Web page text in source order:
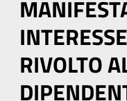
RIVOLTO